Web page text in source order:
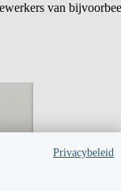
van
Privacybeleid